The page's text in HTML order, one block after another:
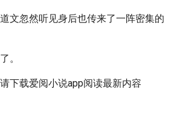
文忽然听见身后也传来了一阵密集的
。
下载爱阅小说app阅读最新内容